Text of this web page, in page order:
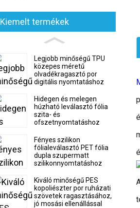
Kiemelt termékek
Legjobb minőségű TPU
közepes méretű
olvadékragasztó por
digitális nyomtatáshoz
Hidegen és melegen
húzható leválasztó fólia
szita- és
ofszetnyomtatáshoz
Fényes szilikon
fólialeválasztó PET fólia
dupla szupermatt
szilikonnyomtatáshoz
Kiváló minőségű PES
kopoliészter por ruházati
szövetek ragasztásához,
jó mosási ellenállással